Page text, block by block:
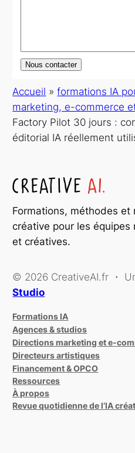
Nous contacter
Accueil »formations IA
marketing, e-commerce
Factory Pilot 30 jours :
éditorial IA réellement
Formations, méthodes et
créative pour les
et créatives.
© 2026 CreativeAI.fr ・
Studio
Formations IA
Agences & studios
Directions marketing et e-
Directeurs artistiques
Financement & OPCO
Ressources
À propos
Revue quotidienne de l’IA